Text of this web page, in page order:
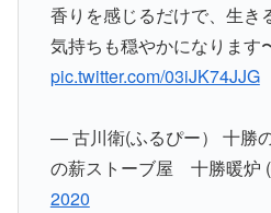
香りを感じるだけで、生き
気持ちも穏やかになります
pic.twitter.com/03iJK74JJG
— 古川衛(ふるぴー） 十勝
の薪ストーブ屋 十勝暖炉
2020